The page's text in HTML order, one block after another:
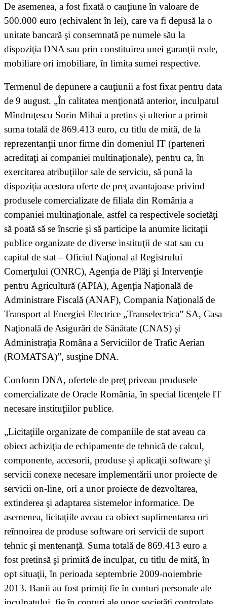
De asemenea, a fost fixată o cauţiune în valoare de
500.000 euro (echivalent în lei), care va fi depusă la o
unitate bancară şi consemnată pe numele său la
dispoziţia DNA sau prin constituirea unei garanţii reale,
mobiliare ori imobiliare, în limita sumei respective.
Termenul de depunere a cauţiunii a fost fixat pentru data
de 9 august. „În calitatea menţionată anterior, inculpatul
Mîndruţescu Sorin Mihai a pretins şi ulterior a primit
suma totală de 869.413 euro, cu titlu de mită, de la
reprezentanţii unor firme din domeniul IT (parteneri
acreditaţi ai companiei multinaţionale), pentru ca, în
exercitarea atribuţiilor sale de serviciu, să pună la
dispoziţia acestora oferte de preţ avantajoase privind
produsele comercializate de filiala din România a
companiei multinaţionale, astfel ca respectivele societăţi
să poată să se înscrie şi să participe la anumite licitaţii
publice organizate de diverse instituţii de stat sau cu
capital de stat – Oficiul Naţional al Registrului
Comerţului (ONRC), Agenţia de Plăţi şi Intervenţie
pentru Agricultură (APIA), Agenţia Naţională de
Administrare Fiscală (ANAF), Compania Naţională de
Transport al Energiei Electrice „Transelectrica” SA, Casa
Naţională de Asigurări de Sănătate (CNAS) şi
Administraţia Româna a Serviciilor de Trafic Aerian
(ROMATSA)”, susţine DNA.
Conform DNA, ofertele de preţ priveau produsele
comercializate de Oracle România, în special licenţele IT
necesare instituţiilor publice.
„Licitaţiile organizate de companiile de stat aveau ca
obiect achiziţia de echipamente de tehnică de calcul,
componente, accesorii, produse şi aplicaţii software şi
servicii conexe necesare implementării unor proiecte de
servicii on-line, ori a unor proiecte de dezvoltarea,
extinderea şi adaptarea sistemelor informatice. De
asemenea, licitaţiile aveau ca obiect suplimentarea ori
reînnoirea de produse software ori servicii de suport
tehnic şi mentenanţă. Suma totală de 869.413 euro a
fost pretinsă şi primită de inculpat, cu titlu de mită, în
opt situaţii, în perioada septembrie 2009-noiembrie
2013. Banii au fost primiţi fie în conturi personale ale